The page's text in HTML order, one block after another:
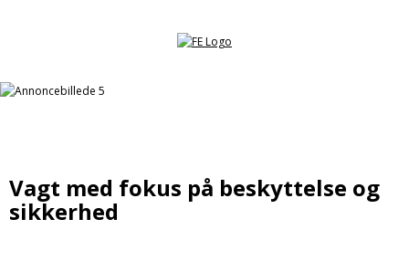
Vagt med fokus på beskyttelse og
sikkerhed